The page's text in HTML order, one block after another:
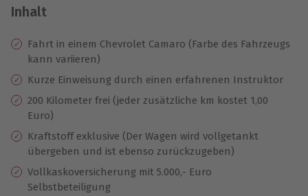
Inhalt
Fahrt in einem Chevrolet Camaro (Farbe des Fahrzeugs
kann variieren)
Kurze Einweisung durch einen erfahrenen Instruktor
200 Kilometer frei (jeder zusätzliche km kostet 1,00
Euro)
Kraftstoff exklusive (Der Wagen wird vollgetankt
übergeben und ist ebenso zurückzugeben)
Vollkaskoversicherung mit 5.000,- Euro
Selbstbeteiligung